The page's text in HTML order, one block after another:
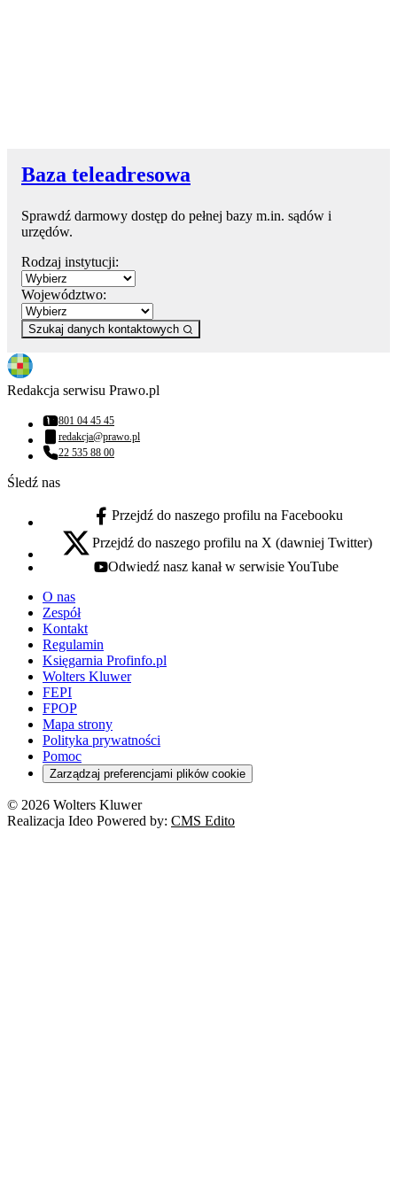
Baza teleadresowa
Sprawdź darmowy dostęp do pełnej bazy m.in. sądów i
urzędów.
Rodzaj instytucji:
Województwo:
Szukaj danych kontaktowych
Redakcja serwisu Prawo.pl
Numer telefonu:
801 04 45 45
Adres email:
redakcja@prawo.pl
Numer telefonu:
22 535 88 00
Śledź nas
facebook - otwiera się w nowej karcie
Przejdź do naszego profilu na Facebooku
x - otwiera się w nowej karcie
Przejdź do naszego profilu na X (dawniej Twitter)
youtube - otwiera się w nowej karcie
Odwiedź nasz kanał w serwisie YouTube
O nas
Zespół
Kontakt
Regulamin
Księgarnia Profinfo.pl
Wolters Kluwer
FEPI
FPOP
Mapa strony
Polityka prywatności
Pomoc
Zarządzaj preferencjami plików cookie
© 2026 Wolters Kluwer
Realizacja Ideo Powered by: CMS Edito